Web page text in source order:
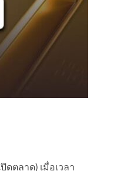
ตลาด) เมื่อเวลา